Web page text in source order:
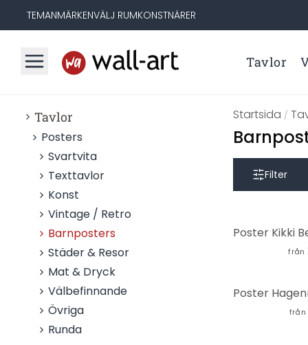
TEMANMÄRKENVÄLJ RUMKONSTNÄRER
Tavlor
Tavlor
Posters
Svartvita
Texttavlor
Konst
Vintage / Retro
Barnposters
Städer & Resor
Mat & Dryck
Välbefinnande
Övriga
Runda
Startsida /
Filter
från
från